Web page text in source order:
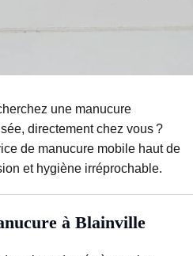
une manucure
directement chez vous ?
de manucure mobile haut de
et hygiène irréprochable.
à Blainville